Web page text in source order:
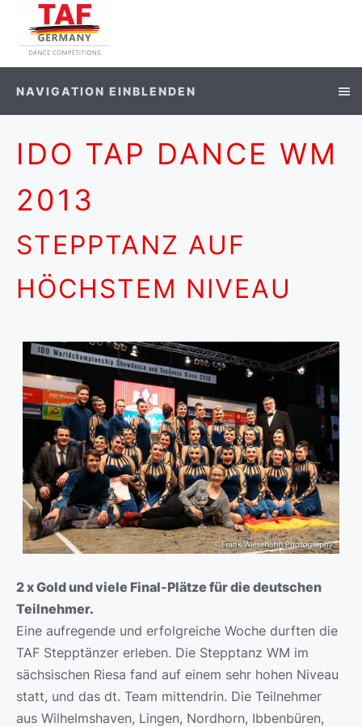
NAVIGATION EINBLENDEN
IDO TAP DANCE WM
2013
STEPPTANZ AUF
HÖCHSTEM NIVEAU
2 x Gold und viele Final-Plätze für die deutschen
Teilnehmer.
Eine aufregende und erfolgreiche Woche durften die
TAF Stepptänzer erleben. Die Stepptanz WM im
sächsischen Riesa fand auf einem sehr hohen Niveau
statt, und das dt. Team mittendrin. Die Teilnehmer
aus Wilhelmshaven, Lingen, Nordhorn, Ibbenbüren,